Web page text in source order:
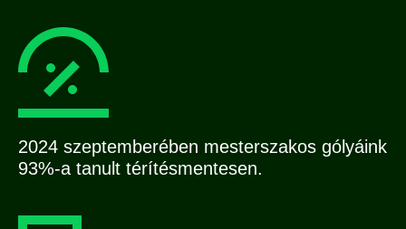
2024 szeptemberében mesterszakos gólyáink
93%-a tanult térítésmentesen.